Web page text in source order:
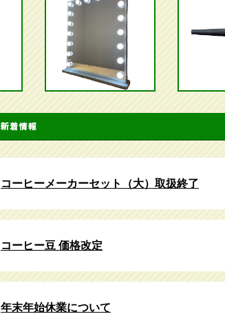
コーヒーメーカーセット（大）取扱終了
コーヒー豆 価格改定
年末年始休業について